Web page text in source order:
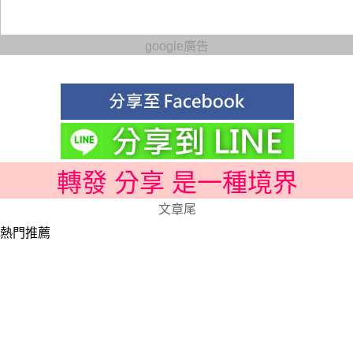
google廣告
轉發 分享 是一種境界
文章尾
熱門推薦